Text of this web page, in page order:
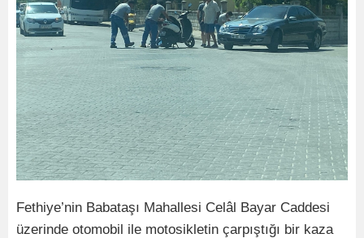
Fethiye’nin Babataşı Mahallesi Celâl Bayar Caddesi
üzerinde otomobil ile motosikletin çarpıştığı bir kaza